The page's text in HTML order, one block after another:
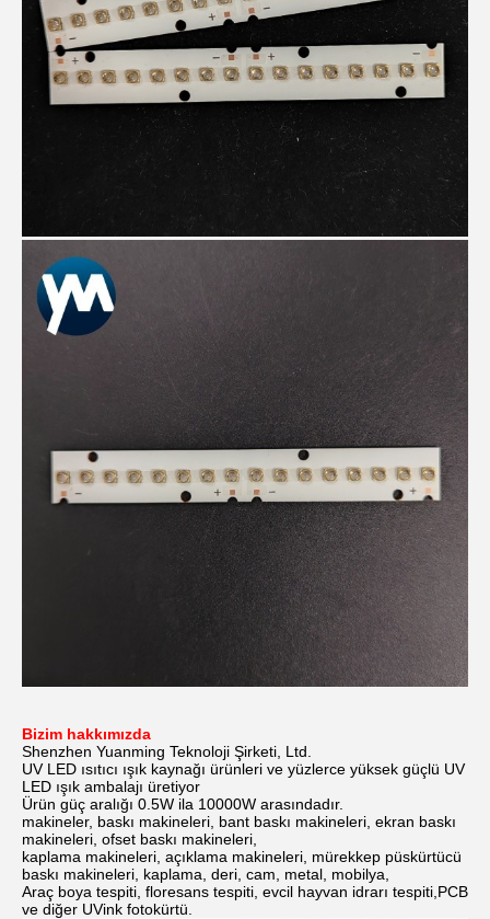
Bizim hakkımızda
Shenzhen Yuanming Teknoloji Şirketi, Ltd.
UV LED ısıtıcı ışık kaynağı ürünleri ve yüzlerce yüksek güçlü UV
LED ışık ambalajı üretiyor
Ürün güç aralığı 0.5W ila 10000W arasındadır.
makineler, baskı makineleri, bant baskı makineleri, ekran baskı
makineleri, ofset baskı makineleri,
kaplama makineleri, açıklama makineleri, mürekkep püskürtücü
baskı makineleri, kaplama, deri, cam, metal, mobilya,
Araç boya tespiti, floresans tespiti, evcil hayvan idrarı tespiti,PCB
ve diğer UVink fotokürtü.